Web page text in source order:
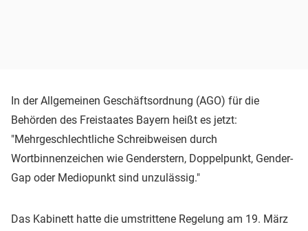
In der Allgemeinen Geschäftsordnung (AGO) für die
Behörden des Freistaates Bayern heißt es jetzt:
"Mehrgeschlechtliche Schreibweisen durch
Wortbinnenzeichen wie Genderstern, Doppelpunkt, Gender-
Gap oder Mediopunkt sind unzulässig."
Das Kabinett hatte die umstrittene Regelung am 19. März